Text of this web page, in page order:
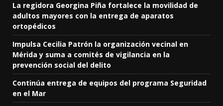
La regidora Georgina Piña fortalece la movilidad de
adultos mayores con la entrega de aparatos
ortopédicos
Impulsa Cecilia Patrón la organización vecinal en
Mérida y suma a comités de vigilancia en la
prevención social del delito
Continúa entrega de equipos del programa Seguridad
en el Mar